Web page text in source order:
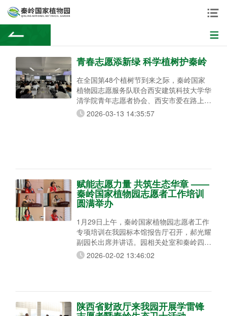
青春志愿添新绿 科学植树护秦岭
在全国第48个植树节到来之际，秦岭国家
植物园志愿服务队联合西安建筑科技大学华
清学院青年志愿者协会、西安市爱在路上公
益服务中心及周至县志愿服务联合会，在周
至县义务植树活动期间为参加植树的学生和
展板相结合的
2026-03-13 14:35:57
赋能志愿力量 共筑生态华章 ——
秦岭国家植物园志愿者工作培训
圆满举办
1月29日上午，秦岭国家植物园志愿者工作
专项培训在我园标本馆报告厅召开，郝光耀
副园长出席并讲话。园相关处室和秦岭四宝
科学公园等单位负责人、有关工作人员和志
愿者代表等三十余人参加本次培训。 郝光
发展中的重要意义，并对未来志愿服务的开
展寄予殷切期望，鼓励全体干部职工以此次
培训为契机，深入落实园区“开源节流”“过
2026-02-02 13:46:02
陕西省财政厅来我园开展学雷锋